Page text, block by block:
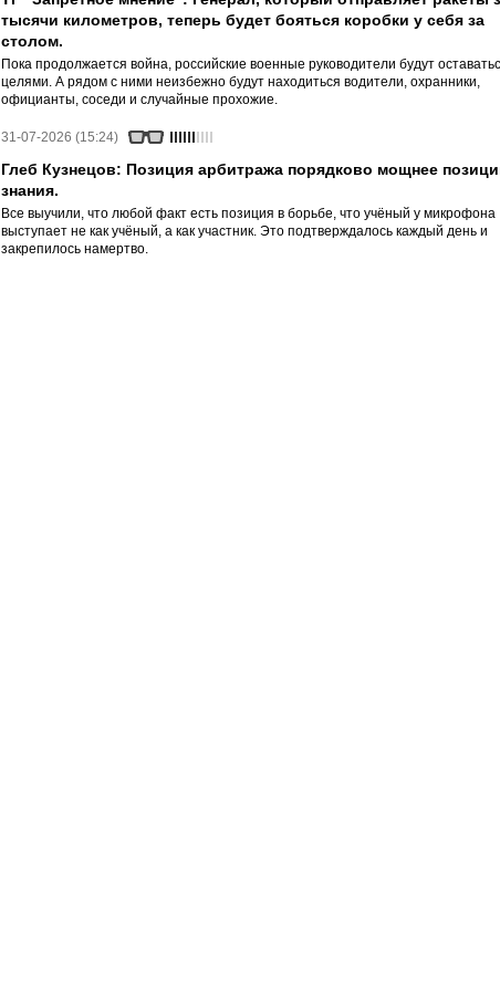
тысячи километров, теперь будет бояться коробки у себя за
столом.
Пока продолжается война, российские военные руководители будут
целями. А рядом с ними неизбежно будут находиться водители, охранники,
официанты, соседи и случайные прохожие.
31-07-2026 (15:24)
Глеб Кузнецов: Позиция арбитража порядково мощнее
знания.
Все выучили, что любой факт есть позиция в борьбе, что учёный у микрофона
выступает не как учёный, а как участник. Это подтверждалось каждый день и
закрепилось намертво.